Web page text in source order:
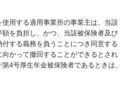
用する適用事業所の事業主は、当該
を負担し、かつ、当該被保険者及び
する義務を負うことにつき同意する
かって撤回することができるとされ
第4号厚生年金被保険者であるときは、